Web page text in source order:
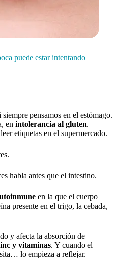
puede estar intentando
siempre pensamos en el estómago.
en intolerancia al gluten.
etiquetas en el supermercado.
habla antes que el intestino.
en la que el cuerpo
presente en el trigo, la cebada,
y afecta la absorción de
y vitaminas. Y cuando el
lo empieza a reflejar.